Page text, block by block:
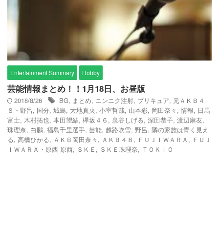
Entertainment Summary Hobby
芸能情報まとめ！！1月18日、お昼版
2018/8/26 BG, まとめ, ニンニク注射, プリキュア, 元ＡＫＢ４
８・野呂, 国分, 城島, 大地真央, 小室哲哉, 山本彩, 岡田奈々 , 情報, 日馬
富士, 木村拓也, 本田望結, 欅坂４６ , 泉谷しげる, 深田恭子, 渡辺麻友,
珠理奈, 白鵬, 福島千里選手, 芸能, 越路吹雪, 野呂, 隣の家族は青く見え
る, 高橋ひかる, ＡＫＢ岡田奈々 , ＡＫＢ４８ , ＦＵＪＩＷＡＲＡ , ＦＵＪ
ＩＷＡＲＡ・原西 原西, ＳＫＥ , ＳＫＥ珠理奈, ＴＯＫＩＯ